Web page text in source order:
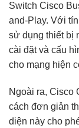
Switch Cisco
and-Play. Với
sử dụng thiết bị
cài đặt và cấu
cho mạng hiện
Ngoài ra, Cisco
cách đơn giản
diện này cho